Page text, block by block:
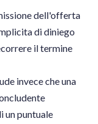
dell'offerta
di diniego
il termine
invece che una
un puntuale